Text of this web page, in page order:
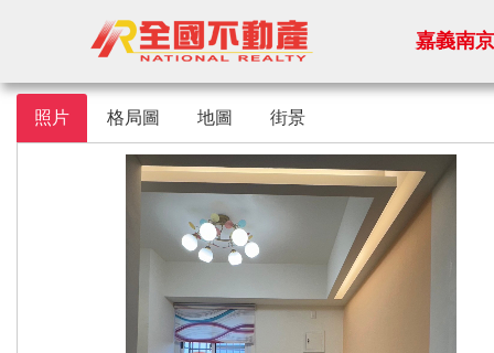
嘉義南
照片 格局圖 地圖 街景